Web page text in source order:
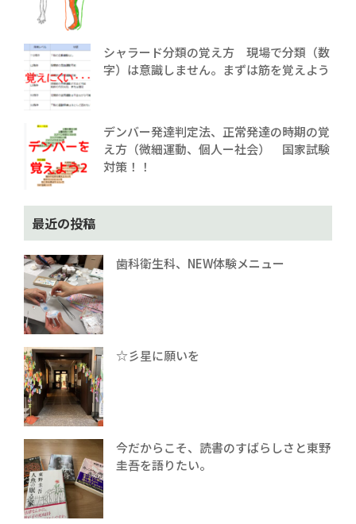
シャラード分類の覚え方 現場で分類（数
字）は意識しません。まずは筋を覚えよう
デンバー発達判定法、正常発達の時期の覚
え方（微細運動、個人ー社会） 国家試験
対策！！
最近の投稿
歯科衛生科、NEW体験メニュー
☆彡星に願いを
今だからこそ、読書のすばらしさと東野
圭吾を語りたい。